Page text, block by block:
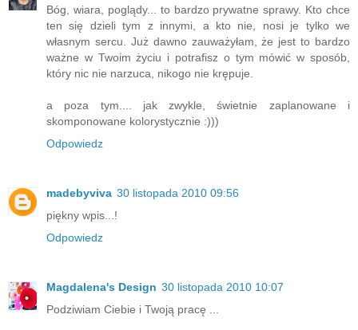
Bóg, wiara, poglądy... to bardzo prywatne sprawy. Kto chce
ten się dzieli tym z innymi, a kto nie, nosi je tylko we
własnym sercu. Już dawno zauważyłam, że jest to bardzo
ważne w Twoim życiu i potrafisz o tym mówić w sposób,
który nic nie narzuca, nikogo nie krępuje.
a poza tym.... jak zwykle, świetnie zaplanowane i
skomponowane kolorystycznie :)))
Odpowiedz
madebyviva 30 listopada 2010 09:56
piękny wpis...!
Odpowiedz
Magdalena's Design 30 listopada 2010 10:07
Podziwiam Ciebie i Twoją pracę ...